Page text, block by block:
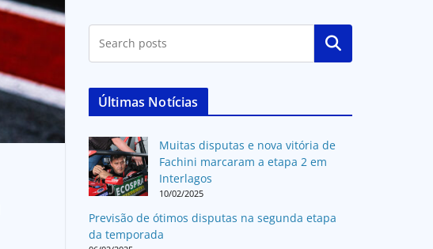
Pesquisar
Últimas Notícias
Muitas disputas e nova vitória de
Fachini marcaram a etapa 2 em
Interlagos
10/02/2025
Previsão de ótimos disputas na segunda etapa
da temporada